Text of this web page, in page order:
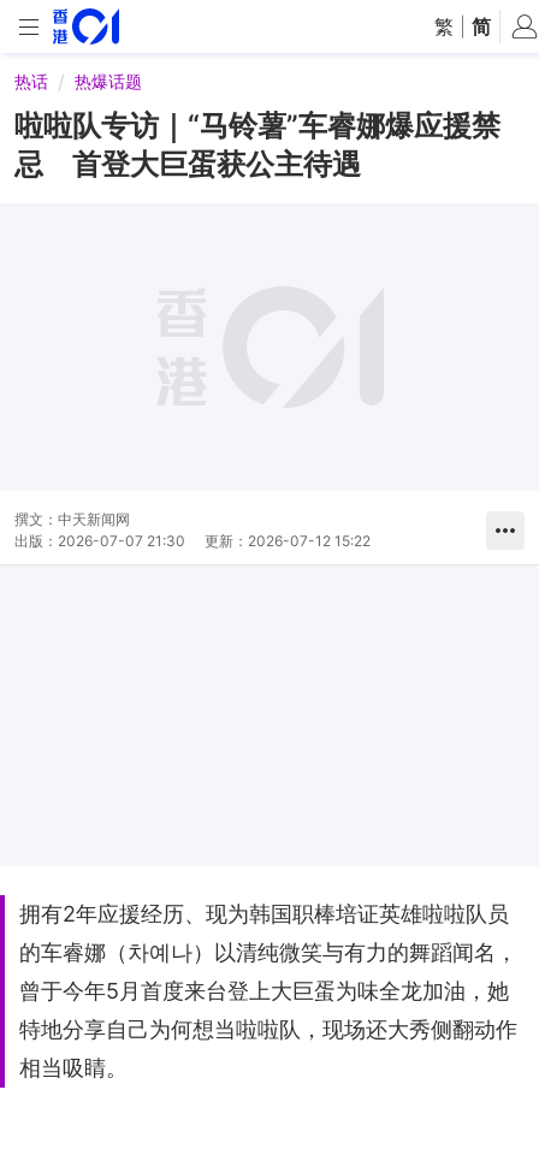
繁 简
热话 热爆话题
啦啦队专访｜“马铃薯”车睿娜爆应援禁
忌 首登大巨蛋获公主待遇
撰文： 中天新闻网
出版： 2026-07-07 21:30 更新： 2026-07-12 15:22
拥有2年应援经历、现为韩国职棒培证英雄啦啦队员
的车睿娜（차예나）以清纯微笑与有力的舞蹈闻名，
曾于今年5月首度来台登上大巨蛋为味全龙加油，她
特地分享自己为何想当啦啦队，现场还大秀侧翻动作
相当吸睛。